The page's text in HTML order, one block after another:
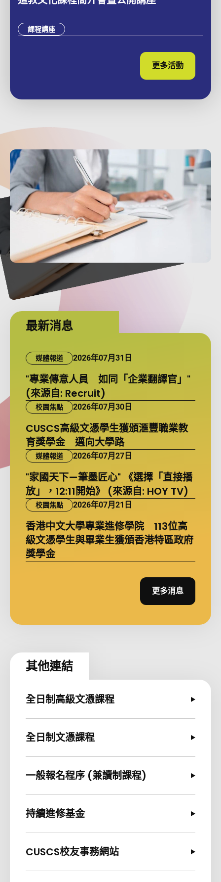
課程講座
更多活動
最新消息
媒體報道 2026年07月31日
"專業傳意人員 如同「企業翻譯官」"
(來源自: Recruit)
校園焦點 2026年07月30日
CUSCS高級文憑學生獲頒滙豐職業教
育獎學金 邁向大學路
媒體報道 2026年07月27日
"家國天下—筆墨匠心" 《選擇「直接播
放」，12:11開始》 (來源自: HOY TV)
校園焦點 2026年07月21日
香港中文大學專業進修學院 113位高
級文憑學生與畢業生獲頒香港特區政府
獎學金
更多消息
其他連結
全日制高級文憑課程
全日制文憑課程
一般報名程序 (兼讀制課程)
持續進修基金
CUSCS校友事務網站